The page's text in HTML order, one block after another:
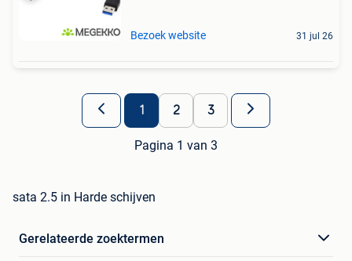
Bezoek website 31 jul 26
1 2 3
Pagina 1 van 3
sata 2.5 in Harde schijven
Gerelateerde zoektermen